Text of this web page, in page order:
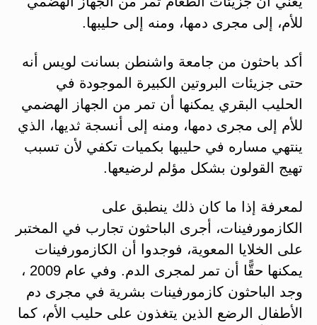
للأم، إلى مجرى دمها، ومنه إلى حليبها.
أكد باحثون من جامعة واشنطن بسانت لويس أنه
حتى جزيئات البروتين الكبيرة الموجودة في
الحليب البقري يمكنها أن تمر من الجهاز الهضمي
للأم إلى مجرى دمها، ومنه إلى أنسجة ثديها، الذي
ينتهي مساره في حليبها بكميات تكفي لأن تسبب
تهيج القولون بشكل مؤلم لرضيعها.
لمعرفة إذا ما كان ذلك ينطبق على
الكازمورفينات، أجرى الباحثون تجارب في المختبر
على الخلايا المعوية، فوجدوا أن الكازمورفينات
يمكنها حقًّا أن تمر لمجرى الدم. وفي عام 2009 ،
وجد الباحثون كازمورفينات بشرية في مجرى دم
الأطفال الرضع الذين يتغذون على حليب الأم، كما